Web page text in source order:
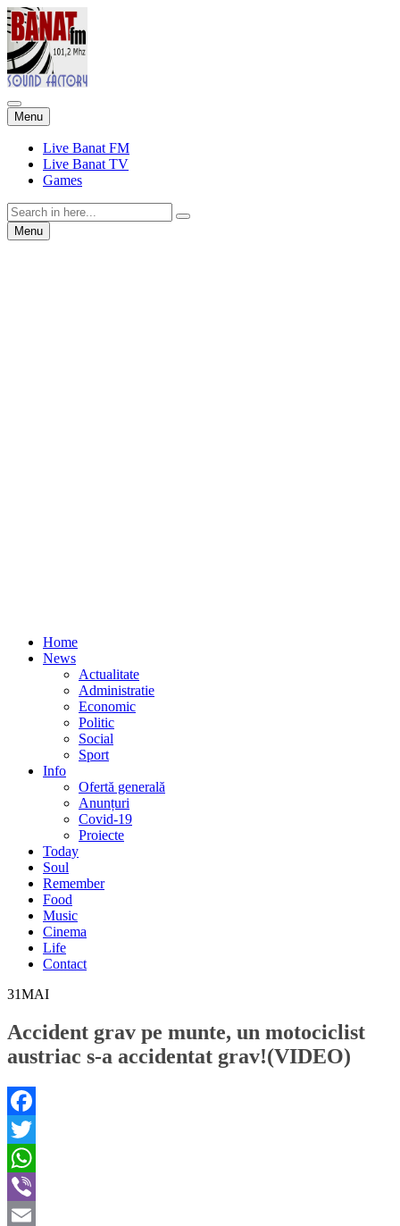
Menu Skip
to
content
Live Banat FM
Live Banat TV
Games
Search
for:Menu Skip
to
Home
News
Actualitate
Administratie
Economic
Politic
Social
Sport
Info
Ofertă generală
Anunțuri
Covid-19
Proiecte
Today
Soul
Remember
Food
Music
Cinema
Life
Contact
31MAI
Accident grav pe munte, un motociclist
austriac s-a accidentat grav!(VIDEO)
Facebook
Twitter
WhatsApp
Viber